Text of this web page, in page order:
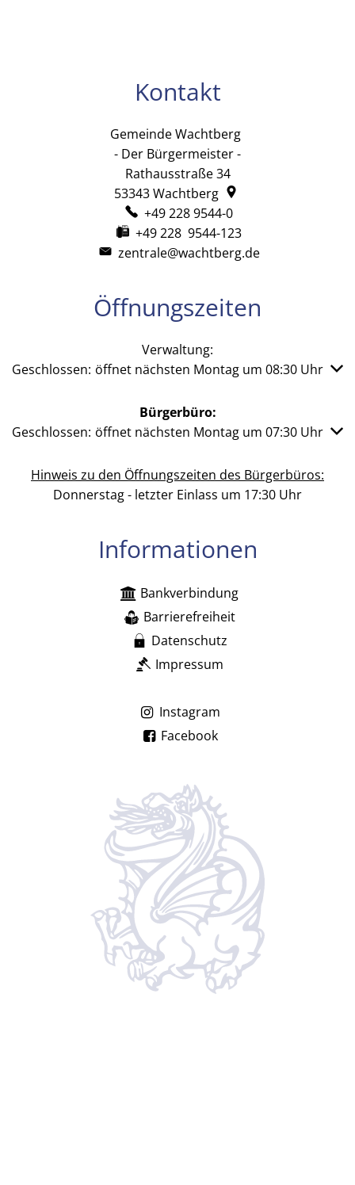
Kontakt
Gemeinde Wachtberg
- Der Bürgermeister -
Rathausstraße 34
53343Wachtberg
+49 228 9544-0
+49 228 9544-123
zentrale@wachtberg.de
Öffnungszeiten
Verwaltung:
Klicken, um weitere Öffnungs- oder Schließzeiten
Geschlossen: öffnet nächsten Montag um 08:30 Uhr
Bürgerbüro:
Klicken, um weitere Öffnungs- oder Schließzeiten
Geschlossen: öffnet nächsten Montag um 07:30 Uhr
Hinweis zu den Öffnungszeiten des Bürgerbüros:
Donnerstag - letzter Einlass um 17:30 Uhr
Informationen
Bankverbindung
Barrierefreiheit
Datenschutz
Impressum
Instagram
Facebook